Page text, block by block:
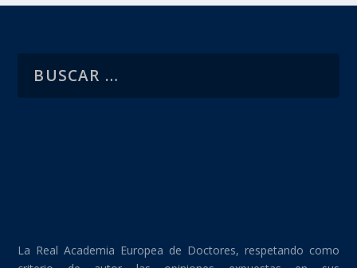
La Real Academia Europea de Doctores, respetando como